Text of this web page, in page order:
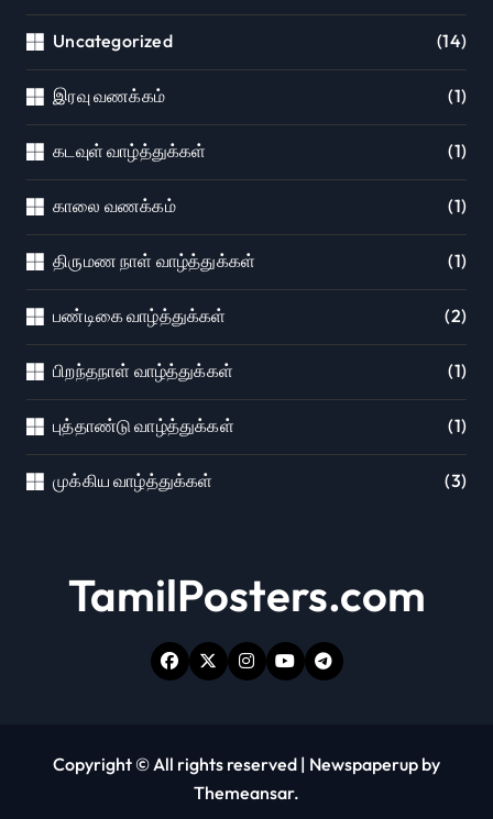
Uncategorized (14)
இரவு வணக்கம் (1)
கடவுள் வாழ்த்துக்கள் (1)
காலை வணக்கம் (1)
திருமண நாள் வாழ்த்துக்கள் (1)
பண்டிகை வாழ்த்துக்கள் (2)
பிறந்தநாள் வாழ்த்துக்கள் (1)
புத்தாண்டு வாழ்த்துக்கள் (1)
முக்கிய வாழ்த்துக்கள் (3)
TamilPosters.com
Copyright © All rights reserved | Newspaperup by
Themeansar.